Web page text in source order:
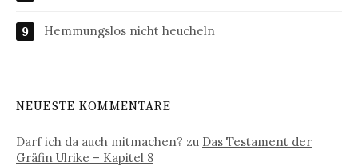
Hemmungslos nicht heucheln
NEUESTE KOMMENTARE
Darf ich da auch mitmachen? zu Das Testament der
Gräfin Ulrike – Kapitel 8